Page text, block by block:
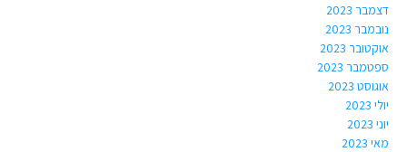
דצמבר 2023
נובמבר 2023
אוקטובר 2023
ספטמבר 2023
אוגוסט 2023
יולי 2023
יוני 2023
מאי 2023